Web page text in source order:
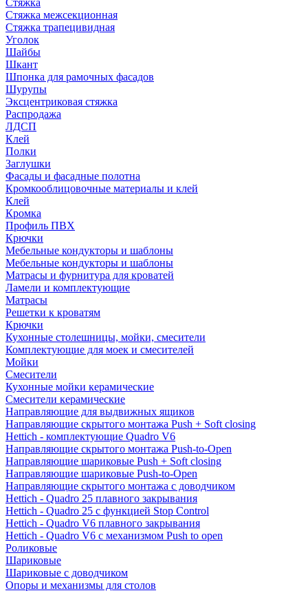
Стяжка
Стяжка межсекционная
Стяжка трапецивидная
Уголок
Шайбы
Шкант
Шпонка для рамочных фасадов
Шурупы
Эксцентриковая стяжка
Распродажа
ЛДСП
Клей
Полки
Заглушки
Фасады и фасадные полотна
Кромкооблицовочные материалы и клей
Клей
Кромка
Профиль ПВХ
Крючки
Мебельные кондукторы и шаблоны
Мебельные кондукторы и шаблоны
Матрасы и фурнитура для кроватей
Ламели и комплектующие
Матрасы
Решетки к кроватям
Крючки
Кухонные столешницы, мойки, смесители
Комплектующие для моек и смесителей
Мойки
Смесители
Кухонные мойки керамические
Смесители керамические
Направляющие для выдвижных ящиков
Направляющие скрытого монтажа Push + Soft closing
Hettich - комплектующие Quadro V6
Направляющие скрытого монтажа Push-to-Open
Направляющие шариковые Push + Soft closing
Направляющие шариковые Push-to-Open
Направляющие скрытого монтажа с доводчиком
Hettich - Quadro 25 плавного закрывания
Hettich - Quadro 25 с функцией Stop Control
Hettich - Quadro V6 плавного закрывания
Hettich - Quadro V6 с механизмом Push to open
Роликовые
Шариковые
Шариковые с доводчиком
Опоры и механизмы для столов